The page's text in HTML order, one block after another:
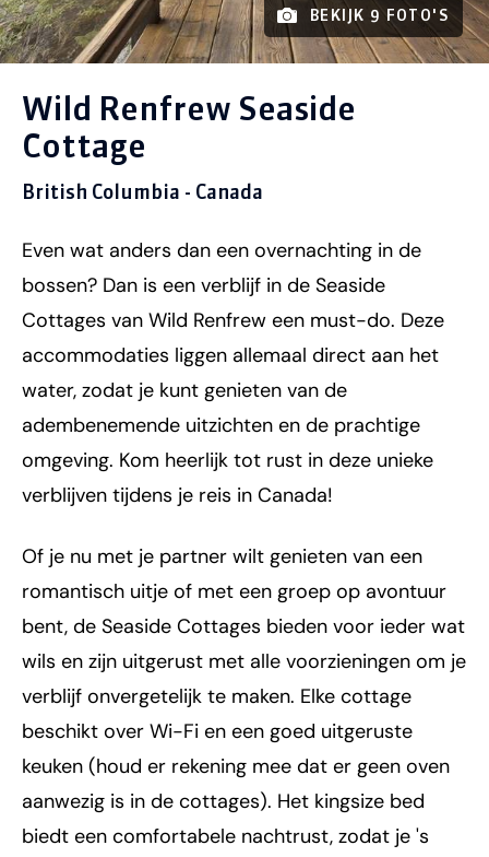
BEKIJK 9 FOTO'S
Wild Renfrew Seaside
Cottage
British Columbia - Canada
Even wat anders dan een overnachting in de
bossen? Dan is een verblijf in de Seaside
Cottages van Wild Renfrew een must-do. Deze
accommodaties liggen allemaal direct aan het
water, zodat je kunt genieten van de
adembenemende uitzichten en de prachtige
omgeving. Kom heerlijk tot rust in deze unieke
verblijven tijdens je reis in Canada!
Of je nu met je partner wilt genieten van een
romantisch uitje of met een groep op avontuur
bent, de Seaside Cottages bieden voor ieder wat
wils en zijn uitgerust met alle voorzieningen om je
verblijf onvergetelijk te maken. Elke cottage
beschikt over Wi-Fi en een goed uitgeruste
keuken (houd er rekening mee dat er geen oven
aanwezig is in de cottages). Het kingsize bed
biedt een comfortabele nachtrust, zodat je 's